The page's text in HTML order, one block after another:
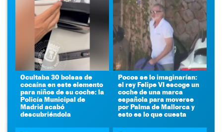
Ocultaba 30 bolsas de
cocaína en este elemento
para niños de su coche: la
Policía Municipal de
Madrid acabó
descubriéndola
Pocos se lo imaginarían:
el rey Felipe VI escoge un
coche de una marca
española para moverse
por Palma de Mallorca y
esto es lo que cuesta